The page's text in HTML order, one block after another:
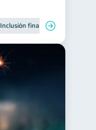
Inclusión financiera